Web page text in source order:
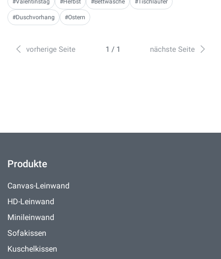
#Duschvorhang #Ostern
vorherige Seite 1 / 1 nächste Seite
Produkte
Canvas-Leinwand
HD-Leinwand
Minileinwand
Sofakissen
Kuschelkissen